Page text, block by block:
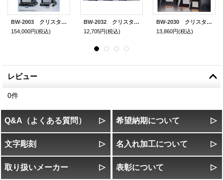
BW-2003 クリスタルブロンズ 高級感あるガラス製 クリスタルトロフィー
154,000円(税込)
BW-2032 クリスタルブロンズ 高級感あるガラス製 クリスタルトロフィー
12,705円(税込)
BW-2030 クリスタルブロンズ 高級感あるガラス製 クリスタルトロフィー
13,860円(税込)
レビュー
0件
Q&A（よくある質問） 希望納期について
文字彫刻 名入れ加工について
取り扱いメーカー 表彰について